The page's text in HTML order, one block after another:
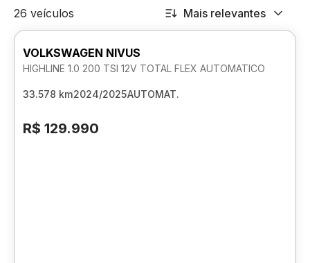
26 veículos Mais relevantes
VOLKSWAGEN NIVUS
HIGHLINE 1.0 200 TSI 12V TOTAL FLEX AUTOMATICO
33.578 km2024/2025AUTOMAT.
R$ 129.990